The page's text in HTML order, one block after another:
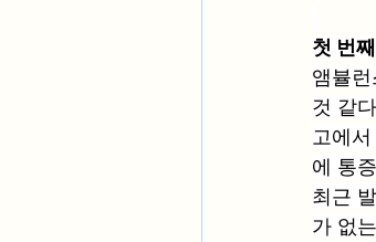
첫 번
앰뷸
것 같
고에
에 통
최근
가 없